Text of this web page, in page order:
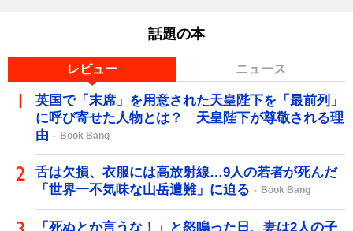
話題の本
レビュー ニュース
英国で「末席」を用意された天皇陛下を「最前列」
に呼び寄せた人物とは？ 天皇陛下が尊敬される理
由
Book Bang
舌は欠損、衣服には高放射線…9人の若者が死んだ
「世界一不気味な山岳遭難」に迫る
Book Bang
「死ぬとか言うな！」と怒鳴った日、妻は2人の子